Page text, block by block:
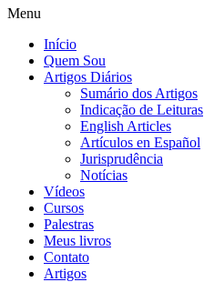
Menu
Início
Quem Sou
Artigos Diários
Sumário dos Artigos
Indicação de Leituras
English Articles
Artículos en Español
Jurisprudência
Notícias
Vídeos
Cursos
Palestras
Meus livros
Contato
Artigos